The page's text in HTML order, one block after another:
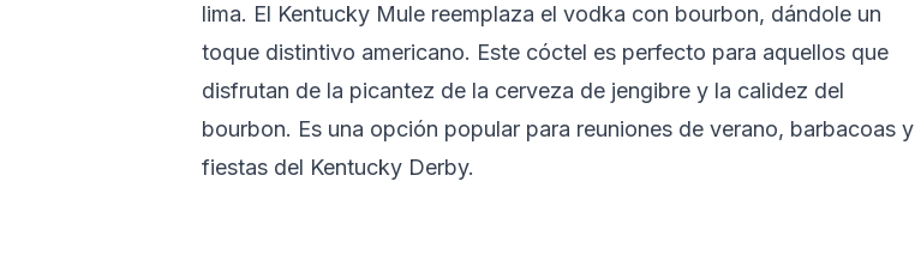
lima. El Kentucky Mule reemplaza el vodka con bourbon, dándole un
toque distintivo americano. Este cóctel es perfecto para aquellos que
disfrutan de la picantez de la cerveza de jengibre y la calidez del
bourbon. Es una opción popular para reuniones de verano, barbacoas y
fiestas del Kentucky Derby.